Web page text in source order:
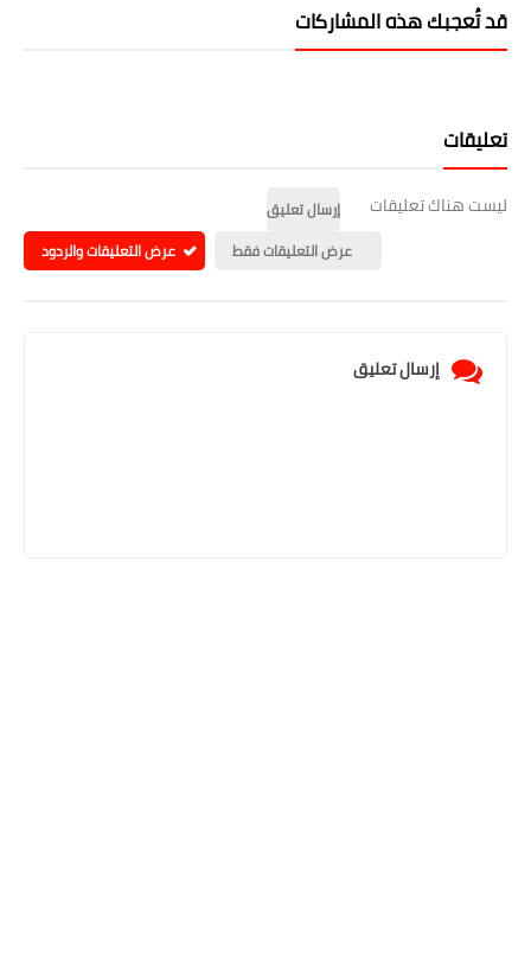
قد تُعجبك هذه المشاركات
تعليقات
ليست هناك تعليقات
إرسال تعليق
عرض التعليقات فقط
عرض التعليقات والردود
إرسال تعليق